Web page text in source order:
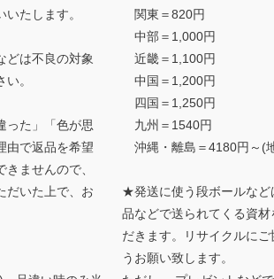
たします。
どは不良の対象
。
った」「色が思
由で返品を希望
ませんので、
だいた上で、お
関東＝820円
中部＝1,000円
近畿＝1,100円
中国＝1,200円
四国＝1,250円
九州＝1540円
沖縄・離島＝4180円～(
★発送に使う段ボールなど
品などで送られてくる資
だきます。リサイクルに
うお願い致します。